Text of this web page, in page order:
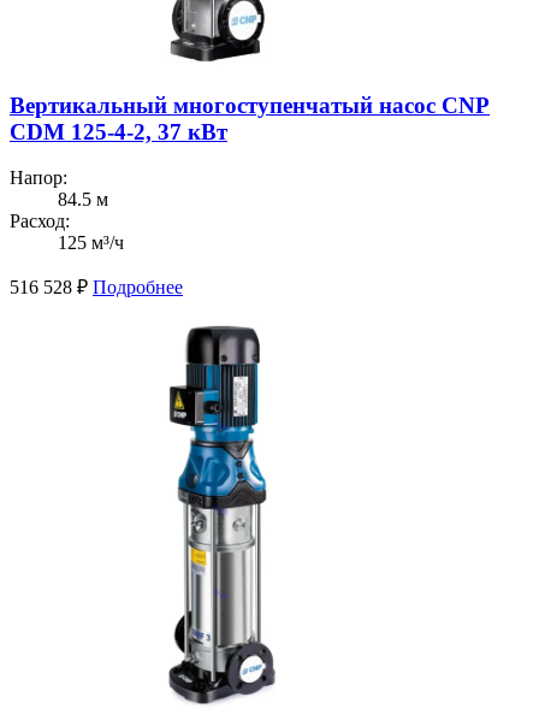
Вертикальный многоступенчатый насос CNP
CDM 125-4-2, 37 кВт
Напор:
84.5 м
Расход:
125 м³/ч
516 528 ₽ Подробнее